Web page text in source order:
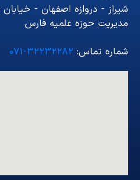
شیراز - دروازه اصفهان -
مدیریت حوزه علمیه فارس
شماره تماس: ۳۲۲۳۲۲۸۲-۰۷۱